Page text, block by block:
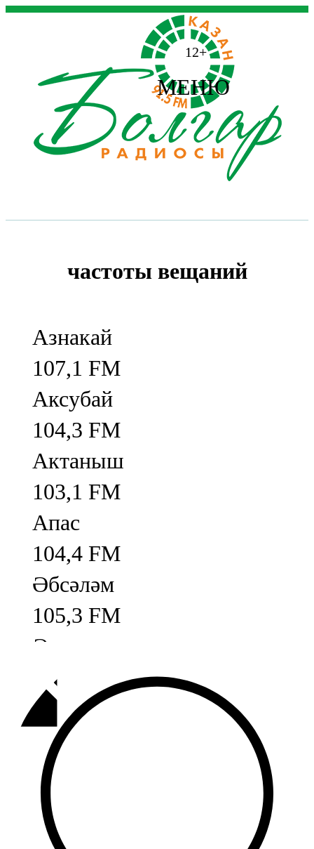
12+
МЕНЮ
частоты вещаний
Азнакай
107,1 FM
Аксубай
104,3 FM
Актаныш
103,1 FM
Апас
104,4 FM
Әбсәләм
105,3 FM
Әлмәт
92,9 FM
Базарлы матак
107,1 FM
Балык бистәсе
104,9 FM
Баулы